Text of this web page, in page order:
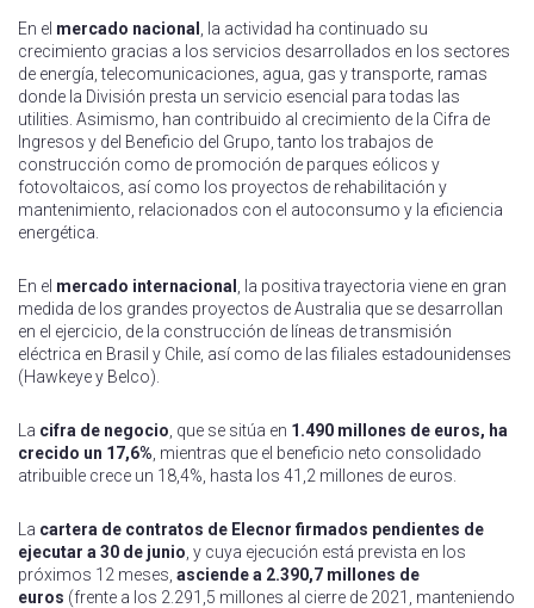
En el mercado nacional
, la actividad ha continuado su
crecimiento gracias a los servicios desarrollados en los sectores
de energía, telecomunicaciones, agua, gas y transporte, ramas
donde la División presta un servicio esencial para todas las
utilities. Asimismo, han contribuido al crecimiento de la Cifra de
Ingresos y del Beneficio del Grupo, tanto los trabajos de
construcción como de promoción de parques eólicos y
fotovoltaicos, así como los proyectos de rehabilitación y
mantenimiento, relacionados con el autoconsumo y la eficiencia
energética.
En el mercado internacional
, la positiva trayectoria viene en gran
medida de los grandes proyectos de Australia que se desarrollan
en el ejercicio, de la construcción de líneas de transmisión
eléctrica en Brasil y Chile, así como de las filiales estadounidenses
(Hawkeye y Belco).
La cifra de negocio , que se sitúa en 1.490 millones de euros, ha
crecido un 17,6% , mientras que el beneficio neto consolidado
atribuible crece un 18,4%, hasta los 41,2 millones de euros.
La cartera de contratos de Elecnor firmados pendientes de
ejecutar a 30 de junio , y cuya ejecución está prevista en los
próximos 12 meses, asciende a 2.390,7 millones de
euros (frente a los 2.291,5 millones al cierre de 2021, manteniendo